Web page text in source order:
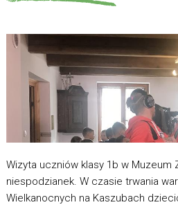
Wizyta uczniów klasy 1b w Muzeum
niespodzianek. W czasie trwania
Wielkanocnych na Kaszubach